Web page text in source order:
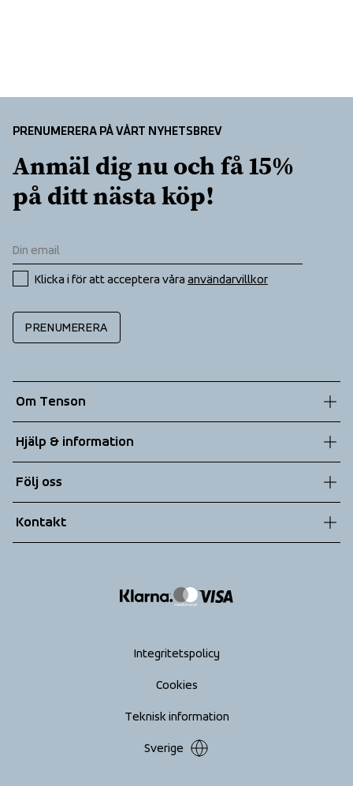
Helmet compatible hood
Inner lycra cuffs at sleeve ends
Kangaroo pocket at front
Laminated brim
Taped seams
Two way zip at front
PRENUMERERA PÅ VÅRT NYHETSBREV
Anmäl dig nu och få 15%
på ditt nästa köp!
Klicka i för att acceptera våra användarvillkor
PRENUMERERA
Om Tenson
Hållbarhet
Teknologier
Hjälp & information
Allmänna villkor
Returer
Följ oss
Kontakt
Integritetspolicy
Cookies
Teknisk information
Sverige